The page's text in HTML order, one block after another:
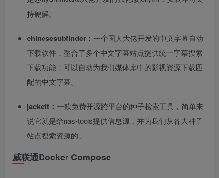
持硬解。
chinesesubfinder： 一个国人大佬开发的中文字幕自动
下载软件，整合了多个中文字幕站点提供统一字幕搜索
下载功能，可以自动为我们媒体库中的影视资源下载匹
配的中文字幕。
jackett： 一款免费开源跨平台的种子检索工具，简单来
说它就是给nas-tools提供信息源，并为我们从各大种子
站点搜索资源的。
威联通Docker Compose